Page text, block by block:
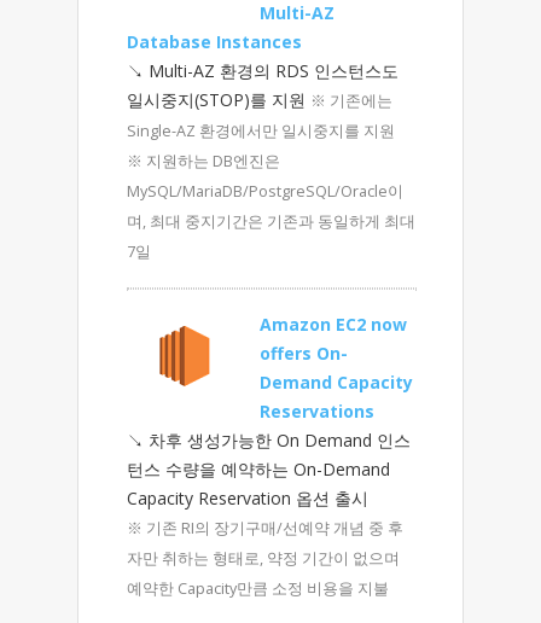
Multi-AZ
Database Instances
↘ Multi-AZ 환경의 RDS 인스턴스도
일시중지(STOP)를 지원 ※ 기존에는
Single-AZ 환경에서만 일시중지를 지원
※ 지원하는 DB엔진은
MySQL/MariaDB/PostgreSQL/Oracle이
며, 최대 중지기간은 기존과 동일하게 최대
7일
Amazon EC2 now
offers On-
Demand Capacity
Reservations
↘ 차후 생성가능한 On Demand 인스
턴스 수량을 예약하는 On-Demand
Capacity Reservation 옵션 출시
※ 기존 RI의 장기구매/선예약 개념 중 후
자만 취하는 형태로, 약정 기간이 없으며
예약한 Capacity만큼 소정 비용을 지불